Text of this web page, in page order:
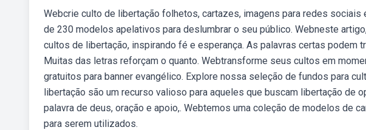
Webcrie culto de libertação folhetos, cartazes, imagens para redes
de 230 modelos apelativos para deslumbrar o seu público. Webneste
cultos de libertação, inspirando fé e esperança. As palavras certas podem
Muitas das letras reforçam o quanto. Webtransforme seus cultos em
gratuitos para banner evangélico. Explore nossa seleção de fundos para
libertação são um recurso valioso para aqueles que buscam libertação de
palavra de deus, oração e apoio,. Webtemos uma coleção de modelos de
para serem utilizados.